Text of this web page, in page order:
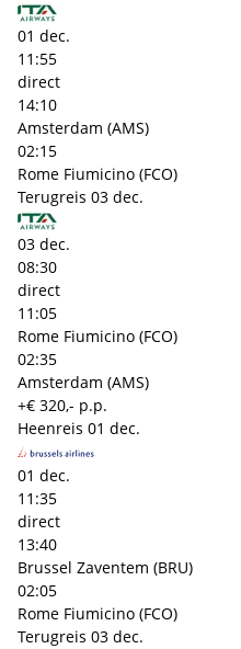
01 dec.
11:55
direct
14:10
Amsterdam (AMS)
02:15
Rome Fiumicino (FCO)
Terugreis 03 dec.
03 dec.
08:30
direct
11:05
Rome Fiumicino (FCO)
02:35
Amsterdam (AMS)
+€ 320,- p.p.
Heenreis 01 dec.
01 dec.
11:35
direct
13:40
Brussel Zaventem (BRU)
02:05
Rome Fiumicino (FCO)
Terugreis 03 dec.